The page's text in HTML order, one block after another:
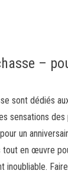
–
sont dédiés
sensations
pour un
tout en œuvre